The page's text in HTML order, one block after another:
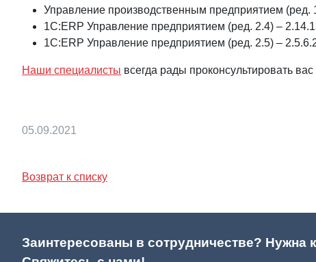
Управление производственным предприятием (ред.
1С:ERP Управление предприятием (ред. 2.4) –
1С:ERP Управление предприятием (ред. 2.5) –
Наши специалисты всегда рады проконсультировать
05.09.2021
Возврат к списку
Заинтересованы в сотрудничестве? Нужна